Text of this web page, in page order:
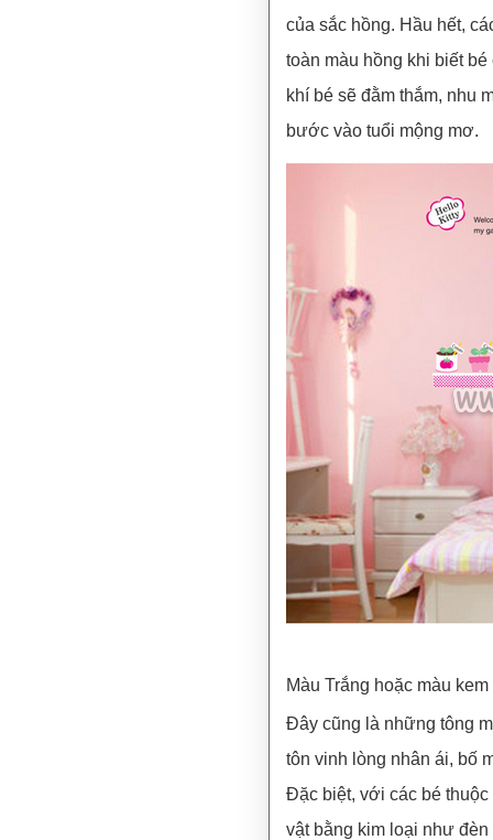
của sắc hồng. Hầu hết,
toàn màu hồng khi biết
khí bé sẽ đằm thắm, nhu
bước vào tuổi mộng mơ.
Màu Trắng hoặc màu kem
Đây cũng là những tông
tôn vinh lòng nhân ái, bố
Đặc biệt, với các bé thuộc
vật bằng kim loại như